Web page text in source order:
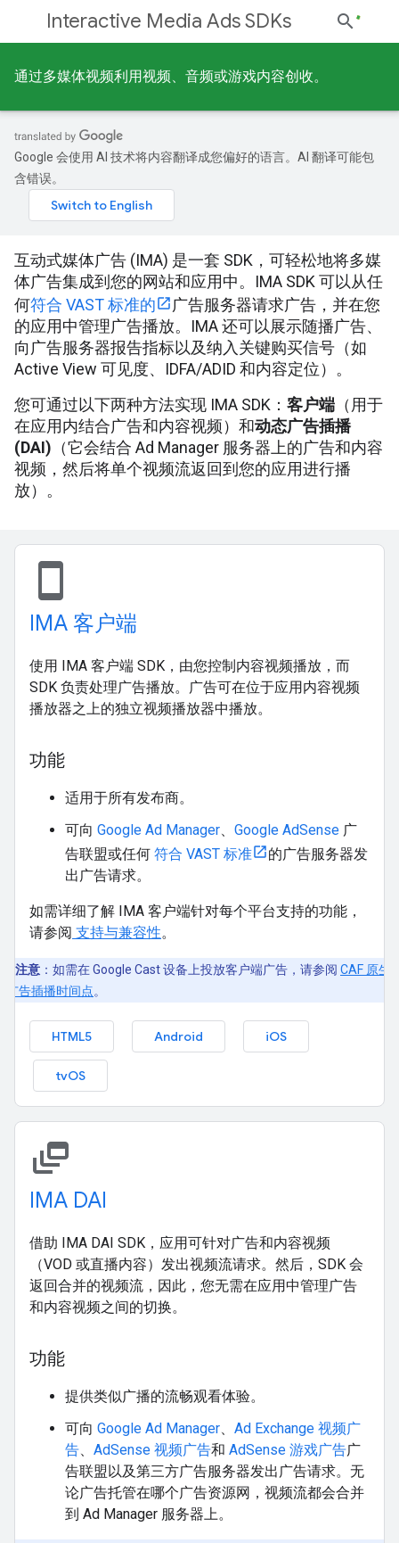
Interactive Media Ads SDKs
通过多媒体视频利用视频、音频或游戏内容创收。
Google 会使用 AI 技术将内容翻译成您偏好的语言。AI 翻译可能包
含错误。
互动式媒体广告 (IMA) 是一套 SDK，可轻松地将多媒
体广告集成到您的网站和应用中。IMA SDK 可以从任
何符合 VAST 标准的
广告服务器请求广告，并在您
的应用中管理广告播放。IMA 还可以展示随播广告、
向广告服务器报告指标以及纳入关键购买信号（如
Active View 可见度、IDFA/ADID 和内容定位）。
您可通过以下两种方法实现 IMA SDK： 客户端 （用于
在应用内结合广告和内容视频）和动态广告插播
(DAI) （它会结合 Ad Manager 服务器上的广告和内容
视频，然后将单个视频流返回到您的应用进行播
放）。
stay_current_portrait
IMA 客户端
使用 IMA 客户端 SDK，由您控制内容视频播放，而
SDK 负责处理广告播放。广告可在位于应用内容视频
播放器之上的独立视频播放器中播放。
功能
适用于所有发布商。
可向 Google Ad Manager、 Google AdSense 广
告联盟或任何 符合 VAST 标准
的广告服务器发
出广告请求。
如需详细了解 IMA 客户端针对每个平台支持的功能，
请参阅 支持与兼容性。
注意 ：如需在 Google Cast 设备上投放客户端广告，请参阅 CAF 原生
广告插播时间点。
HTML5 Android iOS
tvOS
dynamic_feed
IMA DAI
借助 IMA DAI SDK，应用可针对广告和内容视频
（VOD 或直播内容）发出视频流请求。然后，SDK 会
返回合并的视频流，因此，您无需在应用中管理广告
和内容视频之间的切换。
功能
提供类似广播的流畅观看体验。
可向 Google Ad Manager、 Ad Exchange 视频广
告、 AdSense 视频广告和 AdSense 游戏广告广
告联盟以及第三方广告服务器发出广告请求。无
论广告托管在哪个广告资源网，视频流都会合并
到 Ad Manager 服务器上。